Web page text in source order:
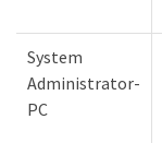
System
Administrator-
PC